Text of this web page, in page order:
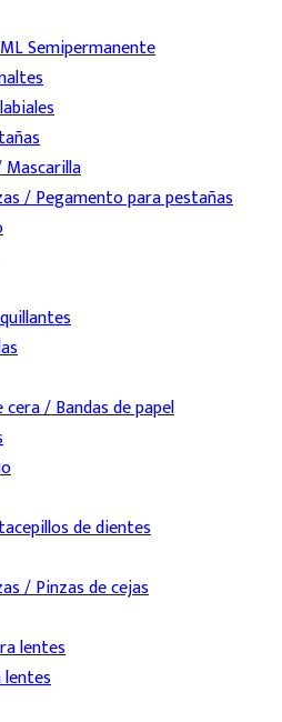
Semipermanente
/ Pegamento para pestañas
/ Bandas de papel
de dientes
/ Pinzas de cejas
lentes
lentes